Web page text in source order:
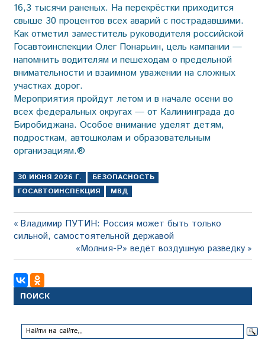
16,3 тысячи раненых. На перекрёстки приходится
свыше 30 процентов всех аварий с пострадавшими.
Как отметил заместитель руководителя российской
Госавтоинспекции Олег Понарьин, цель кампании —
напомнить водителям и пешеходам о предельной
внимательности и взаимном уважении на сложных
участках дорог.
Мероприятия пройдут летом и в начале осени во
всех федеральных округах — от Калининграда до
Биробиджана. Особое внимание уделят детям,
подросткам, автошколам и образовательным
организациям.®
30 ИЮНЯ 2026 Г.
БЕЗОПАСНОСТЬ
ГОСАВТОИНСПЕКЦИЯ
МВД
Навигация
по
записям
Предыдущая
запись:
Владимир ПУТИН: Россия может быть только
сильной, самостоятельной державой
Следующая
запись:
«Молния-Р» ведёт воздушную разведку
ПОИСК